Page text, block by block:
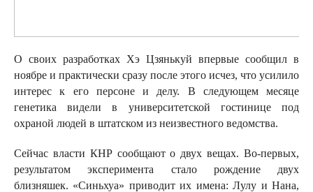
О своих разработках Хэ Цзянькуй впервые сообщил в
ноябре и практически сразу после этого исчез, что усилило
интерес к его персоне и делу. В следующем месяце
генетика видели в университетской гостинице под
охраной людей в штатском из неизвестного ведомства.
Сейчас власти КНР сообщают о двух вещах. Во‑первых,
результатом эксперимента стало рождение двух
близняшек. «Синьхуа» приводит их имена: Лулу и Нана,